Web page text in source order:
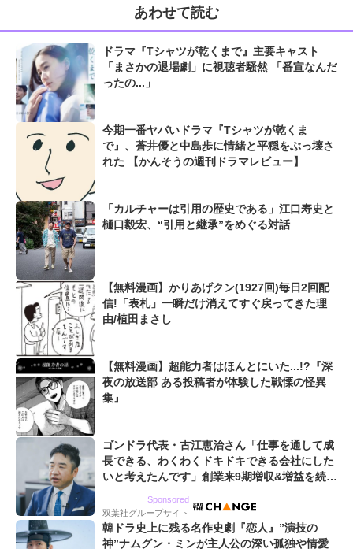
あわせて読む
ドラマ『Tシャツが乾くまで』主要キャスト
「まさかの退場劇」に視聴者騒然 「番宣なんだ
ったの...」
今期一番ヤバいドラマ『Tシャツが乾くま
で』、蒼井優と中島歩に情緒と平穏をぶっ壊さ
れた 【かんそうの週刊ドラマレビュー】
「カルチャーは引用の歴史である」江口寿史と
樋口毅宏、“引用と継承”をめぐる対話
【無料漫画】かりあげクン(1927回)毎日2回配
信!「表札」一瞬だけ消えてすぐ戻ってきた理
由/植田まさし
【無料漫画】超能力者はほんとにいた...!?『深
夜の放送部 ある投稿者が体験した戦慄の怪異
集』
ゴンドラ代表・古江恵治さん「仕事を通して成
長できる、わくわくドキドキできる会社にした
いと考えたんです」創業来9期増収&増益を続け
Sponsored
双葉社グループサイト
韓ドラ史上に残る名作史劇『恋人』”演技の
神”ナムグン・ミンが主人公の深い孤独や情愛